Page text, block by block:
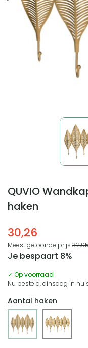
QUVIO
haken
30,26
Meest getoonde prijs
Je bespaart 8%
✓ Op voorraad
Nu besteld, dinsdag in
Aantal haken